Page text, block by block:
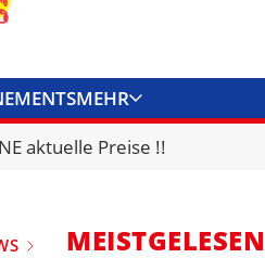
MEHR
KONTAKT
aktuelle Preise !!
MEISTGELESEN